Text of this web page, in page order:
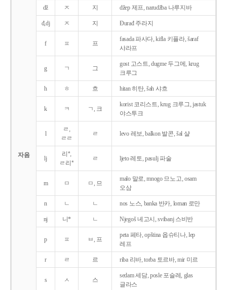
자음
dž ㅈ 지 džep 제프, narudžba 나루지바
đ,dj ㅈ 지 Ðurađ 주라지
f ㅍ 프
fasada 파사다, kifla 키플라, šaraf
샤라프
g ㄱ 그
gost 고스트, dugme 두그메, krug
크루그
h ㅎ 흐 hitan 히탄, šah 샤흐
k ㅋ ㄱ, 크
korist 코리스트, krug 크루그, jastuk
야스투크
l
ㄹ,
ㄹㄹ
ㄹ levo 레보, balkon 발콘, šal 샬
lj
리*,
ㄹ리*
ㄹ ljeto 레토, pasulj 파술
m ㅁ ㅁ, 므
malo 말로, mnogo 므노고, osam
오삼
n ㄴ ㄴ nos 노스, banka 반카, loman 로만
nj 니* ㄴ Njegoš 녜고시, svibanj 스비반
p ㅍ ㅂ, 프
peta 페타, opština 옵슈티나, lep
레프
r ㄹ 르 riba 리바, torba 토르바, mir 미르
s ㅅ 스
sedam 세담, posle 포슬레, glas
글라스